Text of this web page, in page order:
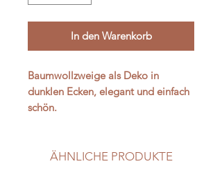
In den Warenkorb
Baumwollzweige als Deko in
dunklen Ecken, elegant und einfach
schön.
ÄHNLICHE PRODUKTE